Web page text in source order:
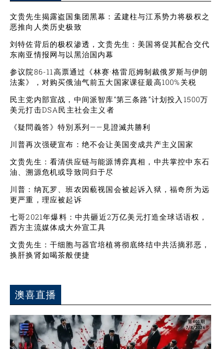
文贵先生揭露盗国集团黑幕：孟建柱与江系势力将极权之
恶推向人类历史极致
刘特佐背后的极权渗透，文贵先生：美国将促其配合交代
东南亚情报网与以黑治国内幕
参议院86-11高票通过《林赛·格雷厄姆制裁俄罗斯与伊朗
法案》，对购买俄油气前五大国家课征最高100%关税
民主党内部宣战，中间派智库“第三条路”计划投入1500万
美元打击DSA民主社会主义者
《疑問義答》特別系列——見證滅共勝利
川普再次强硬宣布：绝不会让美国变成共产主义国家
文贵先生：看清供应链与能源博弈真相，中共掌控中东石
油、溯源危机或导致同归于尽
川普：纳瓦罗、班农因藐视国会被起诉入狱，福奇所为远
更严重，理应被起诉
七哥2021年爆料：中共砸近2万亿美元打造全球话语权，
西方主流媒体成大外宣工具
文贵先生：干细胞与器官培植将彻底终结中共活摘邪恶，
换肝换肾如喝茶般便捷
澳喜直播